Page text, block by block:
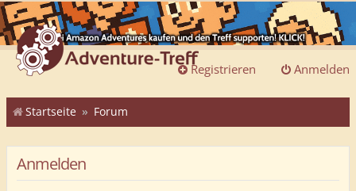
Anmelden
Registrieren
Startseite Forum
Anmelden